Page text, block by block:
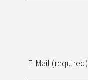
E-Mail (required)